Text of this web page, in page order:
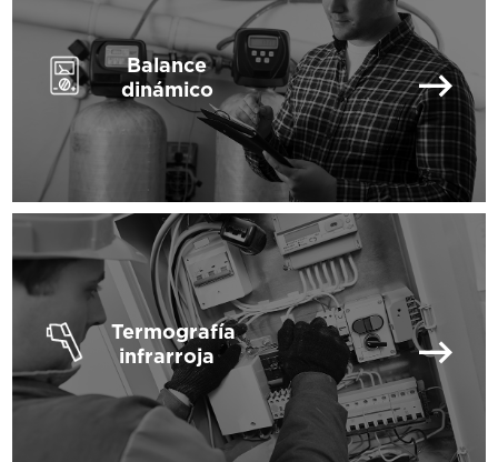
Balance
dinámico
Termografía
infrarroja